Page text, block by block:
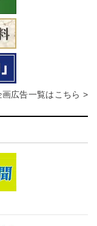
画広告一覧はこちら >